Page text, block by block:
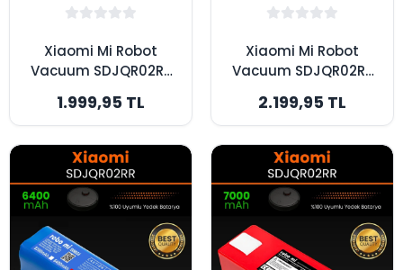
Xiaomi Mi Robot
Vacuum SDJQR02RR
Robot Süpürge
Bataryası - Box -
Yüksek Kapasite
1.999,95 TL
Xiaomi Mi Robot
Vacuum SDJQR02RR
Robot Süpürge
Bataryası -
Maksimum Kapasite
2.199,95 TL